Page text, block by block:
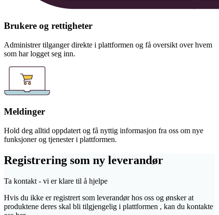
Brukere og rettigheter
Administrer tilganger direkte i plattformen og få oversikt over hvem
som har logget seg inn.
Meldinger
Hold deg alltid oppdatert og få nyttig informasjon fra oss om nye
funksjoner og tjenester i plattformen.
Registrering som ny leverandør
Ta kontakt - vi er klare til å hjelpe
Hvis du ikke er registrert som leverandør hos oss og ønsker at
produktene deres skal bli tilgjengelig i plattformen , kan du kontakte